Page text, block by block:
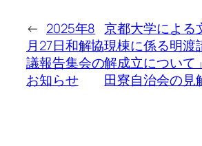
← 2025年8
月27日和解協
議報告集会の
お知らせ
京都大学による
現棟に係る明渡
解成立について
田寮自治会の見